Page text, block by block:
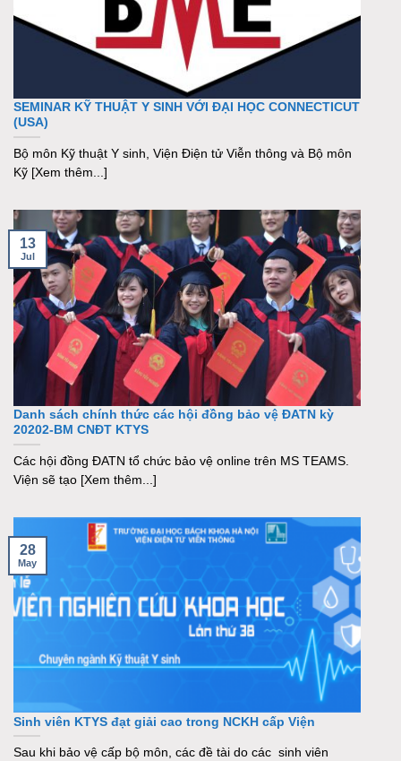
SEMINAR KỸ THUẬT Y SINH VỚI ĐẠI HỌC CONNECTICUT
(USA)
Bộ môn Kỹ thuật Y sinh, Viện Điện tử Viễn thông và Bộ môn
Kỹ [Xem thêm...]
Danh sách chính thức các hội đồng bảo vệ ĐATN kỳ
20202-BM CNĐT KTYS
Các hội đồng ĐATN tổ chức bảo vệ online trên MS TEAMS.
Viện sẽ tạo [Xem thêm...]
13
Jul
Sinh viên KTYS đạt giải cao trong NCKH cấp Viện
Sau khi bảo vệ cấp bộ môn, các đề tài do các sinh viên
28
May